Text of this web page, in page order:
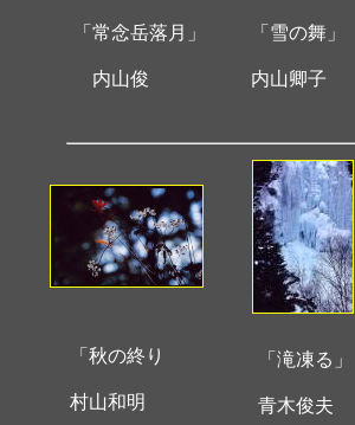
「常念岳落月」
内山俊
「雪の舞」
内山卿子
「秋の終り
村山和明
「滝凍る」
青木俊夫